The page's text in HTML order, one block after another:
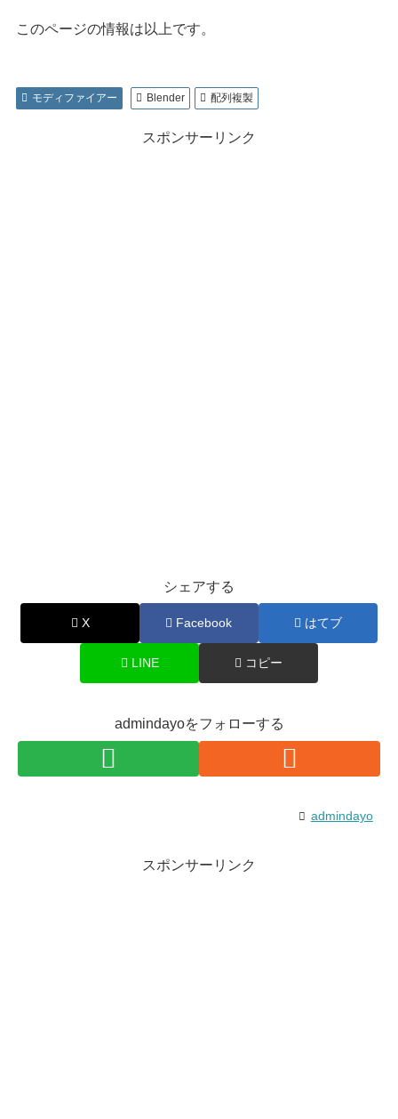
このページの情報は以上です。
モディファイアー Blender 配列複製
スポンサーリンク
シェアする
X Facebook はてブ
LINE コピー
admindayoをフォローする
admindayo
スポンサーリンク